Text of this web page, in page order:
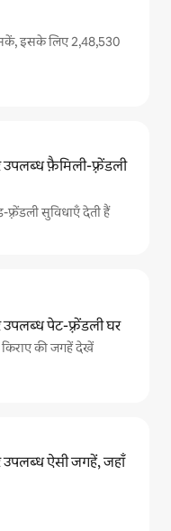
इसके लिए 2,48,530
उपलब्ध फ़ैमिली-फ़्रेंडली
फ़्रेंडली सुविधाएँ देती हैं
उपलब्ध पेट-फ़्रेंडली घर
की जगहें देखें
उपलब्ध ऐसी जगहें, जहाँ